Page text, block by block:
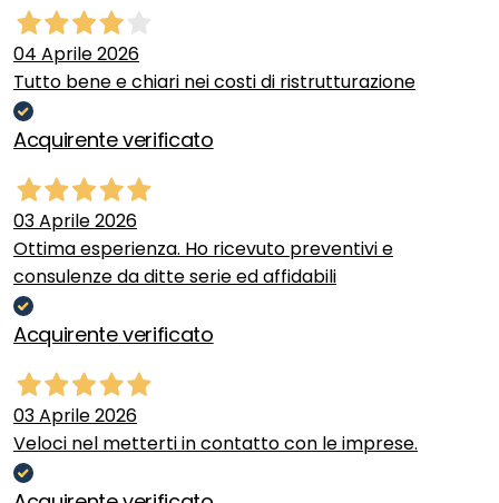
04 Aprile 2026
Tutto bene e chiari nei costi di ristrutturazione
Acquirente verificato
03 Aprile 2026
Ottima esperienza. Ho ricevuto preventivi e
consulenze da ditte serie ed affidabili
Acquirente verificato
03 Aprile 2026
Veloci nel metterti in contatto con le imprese.